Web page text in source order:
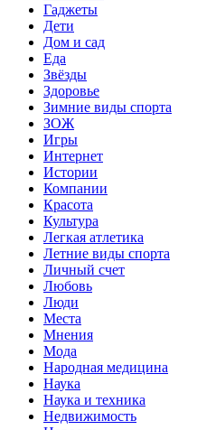
Гаджеты
Дети
Дом и сад
Еда
Звёзды
Здоровье
Зимние виды спорта
ЗОЖ
Игры
Интернет
Истории
Компании
Красота
Культура
Легкая атлетика
Летние виды спорта
Личный счет
Любовь
Люди
Места
Мнения
Мода
Народная медицина
Наука
Наука и техника
Недвижимость